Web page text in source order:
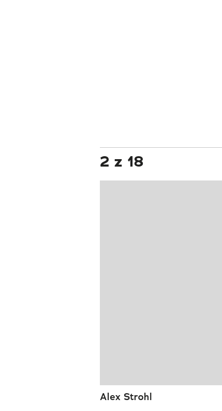
2 z 18
Alex Strohl